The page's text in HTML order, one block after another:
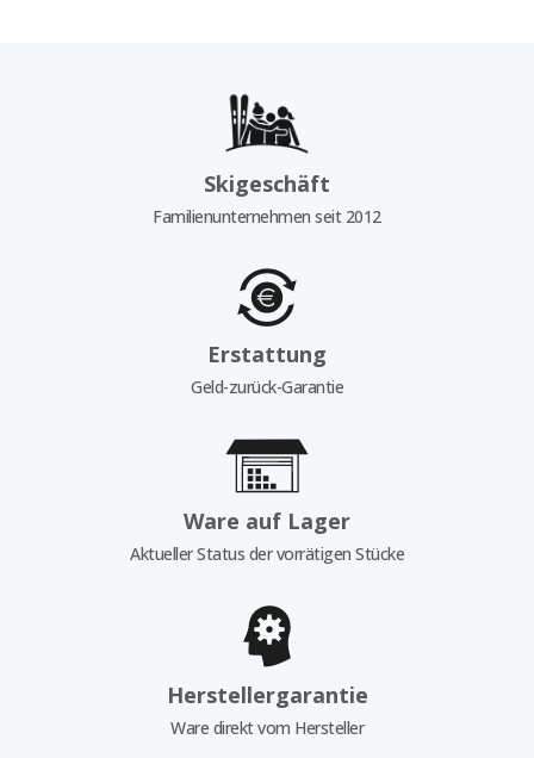
Skigeschäft
Familienunternehmen seit 2012
Erstattung
Geld-zurück-Garantie
Ware auf Lager
Aktueller Status der vorrätigen Stücke
Herstellergarantie
Ware direkt vom Hersteller